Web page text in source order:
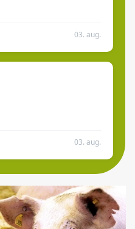
03. aug.
03. aug.